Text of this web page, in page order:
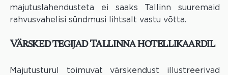
majutuslahendusteta ei saaks Tallinn suuremaid
rahvusvahelisi sündmusi lihtsalt vastu võtta.
Värsked tegijad Tallinna hotellikaardil
Majutusturul toimuvat värskendust illustreerivad